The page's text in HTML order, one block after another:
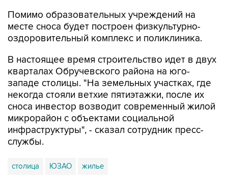
Помимо образовательных учреждений на
месте сноса будет построен физкультурно-
оздоровительный комплекс и поликлиника.
В настоящее время строительство идет в двух
кварталах Обручевского района на юго-
западе столицы. "На земельных участках, где
некогда стояли ветхие пятиэтажки, после их
сноса инвестор возводит современный жилой
микрорайон с объектами социальной
инфраструктуры", - сказал сотрудник пресс-
службы.
столица ЮЗАО жилье